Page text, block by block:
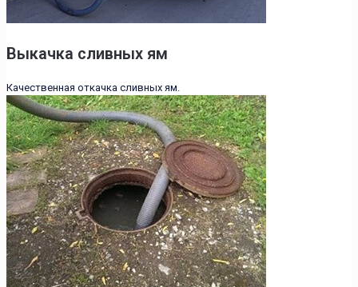
Выкачка сливных ям
Качественная откачка сливных ям.